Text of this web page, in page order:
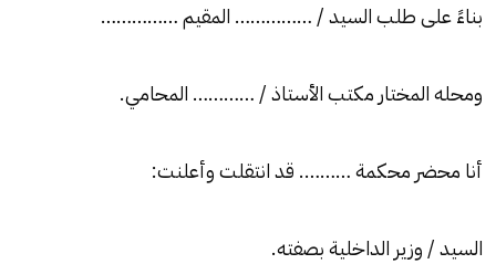
بناءً على طلب السيد / …………… المقيم ……………
ومحله المختار مكتب الأستاذ / ………… المحامي.
أنا محضر محكمة ………. قد انتقلت وأعلنت:
السيد / وزير الداخلية بصفته.